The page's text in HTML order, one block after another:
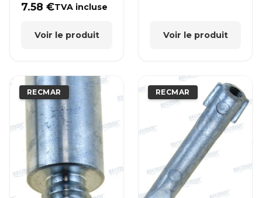
7.58€TVA incluse
Voir le produit Voir le produit
RECMAR RECMAR